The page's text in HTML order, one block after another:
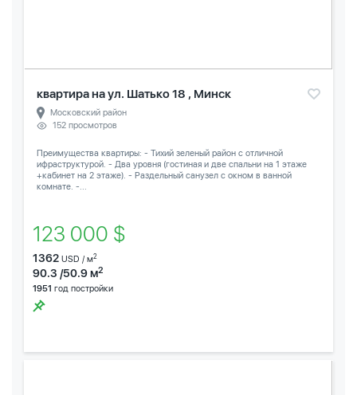
квартира на ул. Шатько 18 , Минск
Московский район
152 просмотров
Преимущества квартиры: - Тихий зеленый район с отличной
ифраструктурой. - Два уровня (гостиная и две спальни на 1 этаже
+кабинет на 2 этаже). - Раздельный санузел с окном в ванной
комнате. -...
123 000 $
1362 USD / м2
90.3 /50.9 м2
1951 год постройки